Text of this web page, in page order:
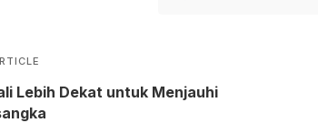
Lebih Dekat untuk Menjauhi